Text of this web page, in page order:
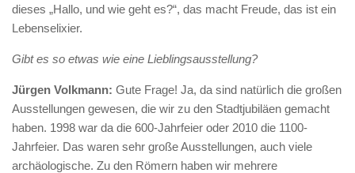
dieses „Hallo, und wie geht es?“, das macht Freude, das ist ein
Lebenselixier.
Gibt es so etwas wie eine Lieblingsausstellung?
Jürgen Volkmann: Gute Frage! Ja, da sind natürlich die großen
Ausstellungen gewesen, die wir zu den Stadtjubiläen gemacht
haben. 1998 war da die 600-Jahrfeier oder 2010 die 1100-
Jahrfeier. Das waren sehr große Ausstellungen, auch viele
archäologische. Zu den Römern haben wir mehrere